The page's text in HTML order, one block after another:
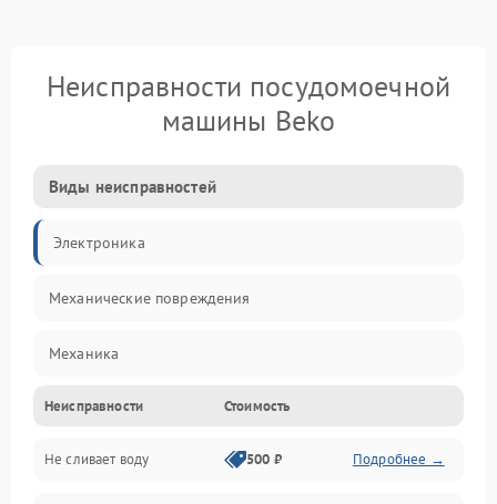
Неисправности посудомоечной
машины Beko
Виды неисправностей
Электроника
Механические повреждения
Механика
Управление
Электропитание
Неисправности Стоимость
Не сливает воду 500 ₽ Подробнее →